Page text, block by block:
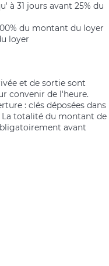
à 31 jours avant 25% du
du montant du loyer
loyer
et de sortie sont
convenir de l'heure.
: clés déposées dans
La totalité du montant de
avant